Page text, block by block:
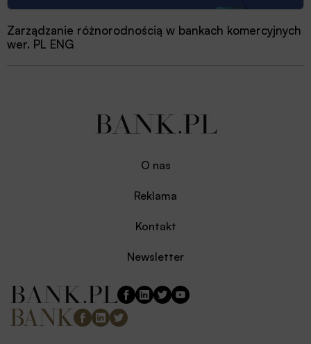
Zarządzanie różnorodnością w bankach komercyjnych
wer. PL ENG
O nas
Reklama
Kontakt
Newsletter